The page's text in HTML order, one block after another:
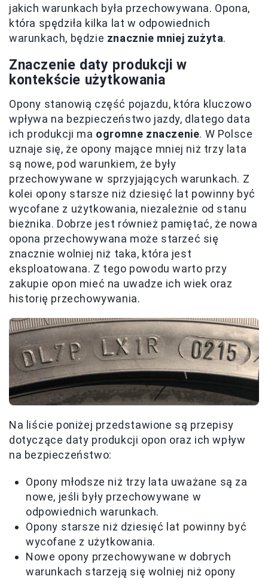
jakich warunkach była przechowywana. Opona,
która spędziła kilka lat w odpowiednich
warunkach, będzie znacznie mniej zużyta.
Znaczenie daty produkcji w
kontekście użytkowania
Opony stanowią część pojazdu, która kluczowo
wpływa na bezpieczeństwo jazdy, dlatego data
ich produkcji ma ogromne znaczenie. W Polsce
uznaje się, że opony mające mniej niż trzy lata
są nowe, pod warunkiem, że były
przechowywane w sprzyjających warunkach. Z
kolei opony starsze niż dziesięć lat powinny być
wycofane z użytkowania, niezależnie od stanu
bieżnika. Dobrze jest również pamiętać, że nowa
opona przechowywana może starzeć się
znacznie wolniej niż taka, która jest
eksploatowana. Z tego powodu warto przy
zakupie opon mieć na uwadze ich wiek oraz
historię przechowywania.
Na liście poniżej przedstawione są przepisy
dotyczące daty produkcji opon oraz ich wpływ
na bezpieczeństwo:
Opony młodsze niż trzy lata uważane są za
nowe, jeśli były przechowywane w
odpowiednich warunkach.
Opony starsze niż dziesięć lat powinny być
wycofane z użytkowania.
Nowe opony przechowywane w dobrych
warunkach starzeją się wolniej niż opony